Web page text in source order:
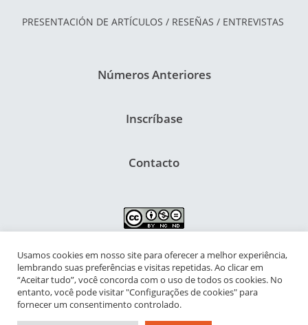
PRESENTACIÓN DE ARTÍCULOS / RESEÑAS / ENTREVISTAS
Números Anteriores
Inscríbase
Contacto
NIPIAC – Núcleo Interdisciplinar de Pesquisa para a Infância e
Adolescência Contemporâneas
Universidade Federal do Rio de Janeiro - Campus da Praia Vermelha
Usamos cookies em nosso site para oferecer a melhor experiência,
lembrando suas preferências e visitas repetidas. Ao clicar em
“Aceitar tudo”, você concorda com o uso de todos os cookies. No
entanto, você pode visitar "Configurações de cookies" para
fornecer um consentimento controlado.